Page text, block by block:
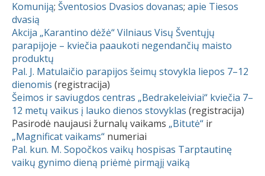
Komuniją; Šventosios Dvasios dovanas; apie Tiesos
dvasią
Akcija „Karantino dėžė“ Vilniaus Visų Šventųjų
parapijoje – kviečia paaukoti negendančių maisto
produktų
Pal. J. Matulaičio parapijos šeimų stovykla liepos 7–12
dienomis (registracija)
Šeimos ir saviugdos centras „Bedrakeleiviai“ kviečia 7–
12 metų vaikus į lauko dienos stovyklas (registracija)
Pasirodė naujausi žurnalų vaikams „Bitutė“ ir
„Magnificat vaikams“ numeriai
Pal. kun. M. Sopočkos vaikų hospisas Tarptautinę
vaikų gynimo dieną priėmė pirmąjį vaiką